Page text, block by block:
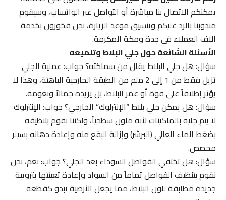
يمكنكم الاتصال بنا مباشرة أو التواصل عبر الواتساب، وسيقوم
مندوبنا بالرد عليكم وتنسيق موعد الزيارة، نحن فخورون بخدمة
آلاف العملاء في جدة ومكة المكرمة.
الأسئلة الشائعة حول جلي البلاط وتلميعه
سؤال: هل جلي البلاط يقلل من سماكته؟ جواب: عملية الجلي
تزيل فقط من 1 إلى 2 ملم من الطبقة الخارجية الباهتة، وهذا لا
يؤثر إطلاقاً على قوة أو عمر البلاط، بل يزيده جمالاً ونعومة.
سؤال: هل يمكن جلي بلاط “الإنترلوك” الخارجي؟ جواب: الإنترلوك
لا يتم جليه بالماكينات لأنه ملون سطحياً، ولكننا نقوم بتنظيفه
بضغط الماء العالي (البرشر) وإزالة البقع منه وإعادة دهانه بسيلر
مخصص.
سؤال: هل تختفي الفواصل السوداء بعد الجلي؟ جواب: نعم، نحن
نقوم بتنظيف الفواصل تماماً من السواد وإعادة تعبئتها بترويبة
جديدة مطابقة للون البلاط، مما يجعل الأرضية تبدو كقطعة